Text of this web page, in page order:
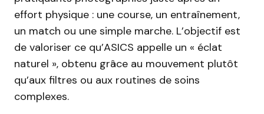
effort physique : une course, un entraînement,
un match ou une simple marche. L’objectif est
de valoriser ce qu’ASICS appelle un « éclat
naturel », obtenu grâce au mouvement plutôt
qu’aux filtres ou aux routines de soins
complexes.